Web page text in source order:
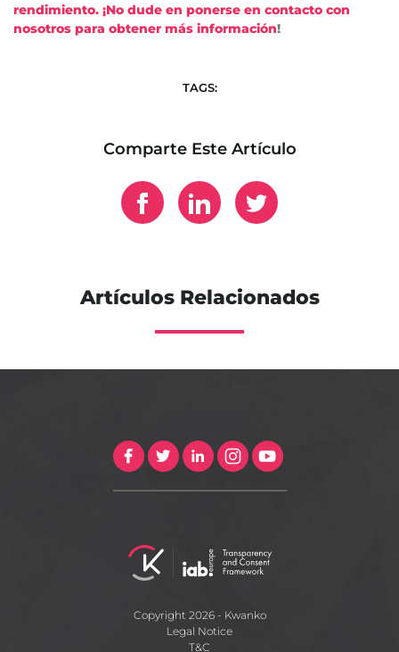
rendimiento. ¡No dude en ponerse en contacto con
nosotros para obtener más información!
TAGS:
Comparte Este Artículo
Artículos Relacionados
Copyright 2026 - Kwanko
Legal Notice
T&C